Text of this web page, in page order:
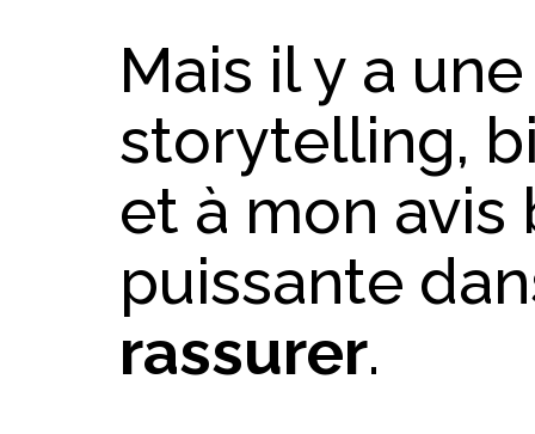
Mais il y a
storytelling,
et à mon
puissante
rassurer.